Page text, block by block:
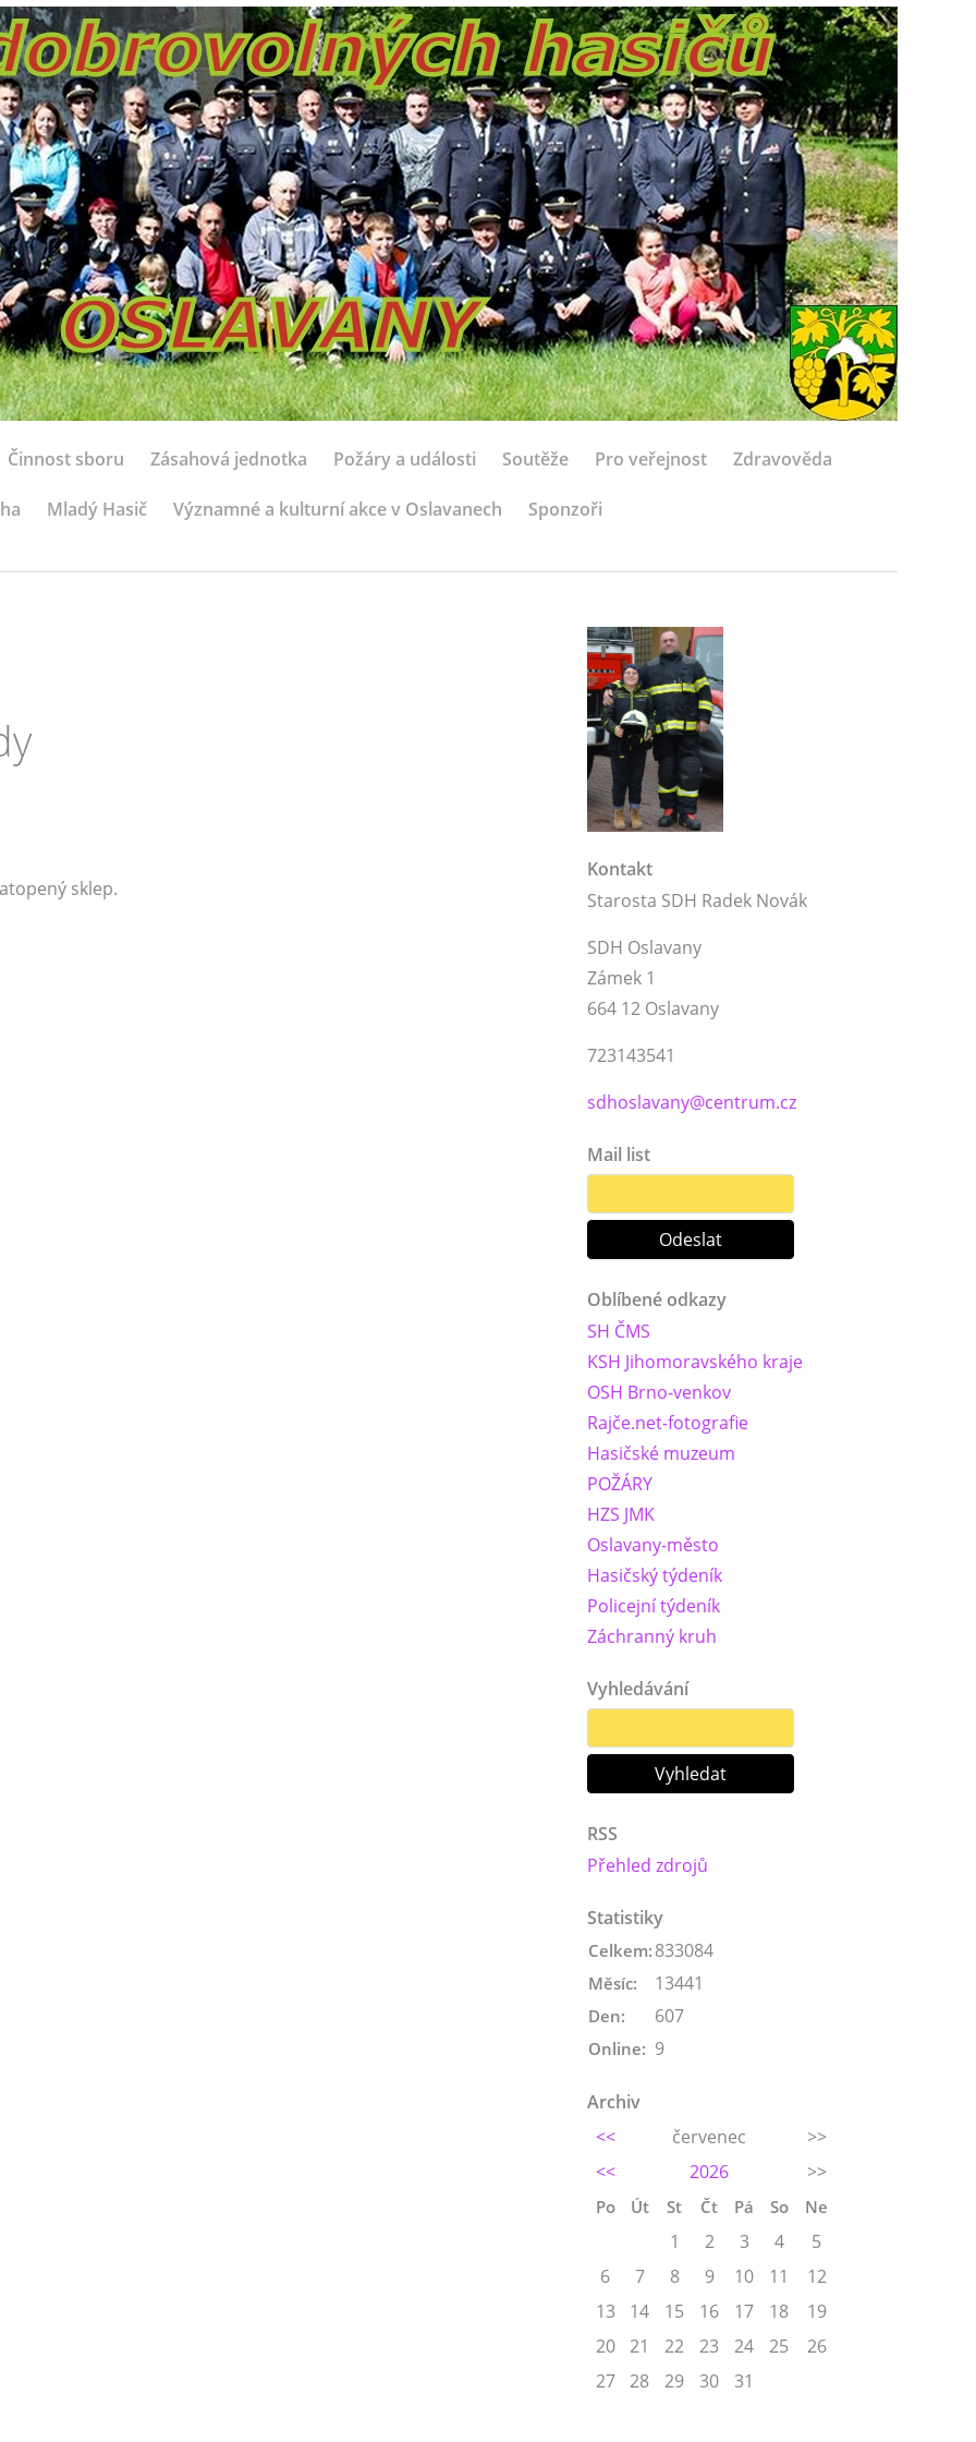
Činnost sboru Zásahová jednotka Požáry a události Soutěže Pro veřejnost Zdravověda
Mladý Hasič Významné a kulturní akce v Oslavanech Sponzoři
sklep.
Kontakt
Starosta SDH Radek Novák
SDH Oslavany
Zámek 1
664 12 Oslavany
723143541
sdhoslavany@centrum.cz
Mail list
Oblíbené odkazy
SH ČMS
KSH Jihomoravského kraje
OSH Brno-venkov
Rajče.net-fotografie
Hasičské muzeum
POŽÁRY
HZS JMK
Oslavany-město
Hasičský týdeník
Policejní týdeník
Záchranný kruh
Vyhledávání
RSS
Přehled zdrojů
Statistiky
Online: 9
Celkem: 833084
Měsíc: 13441
Den: 607
Archiv
<<
červenec
>>
<<
2026 >>
Po Út St Čt Pá So Ne
1 2 3 4
5
6
7 8 9 10 11
12
13
14 15 16 17 18
19
20
21 22 23 24 25
26
27
28 29 30 31